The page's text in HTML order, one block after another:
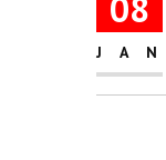
JAN